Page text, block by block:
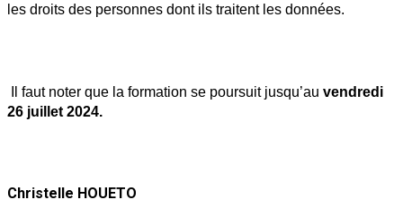
les droits des personnes dont ils traitent les données.
Il faut noter que la formation se poursuit jusqu’au vendredi
26 juillet 2024.
Christelle HOUETO